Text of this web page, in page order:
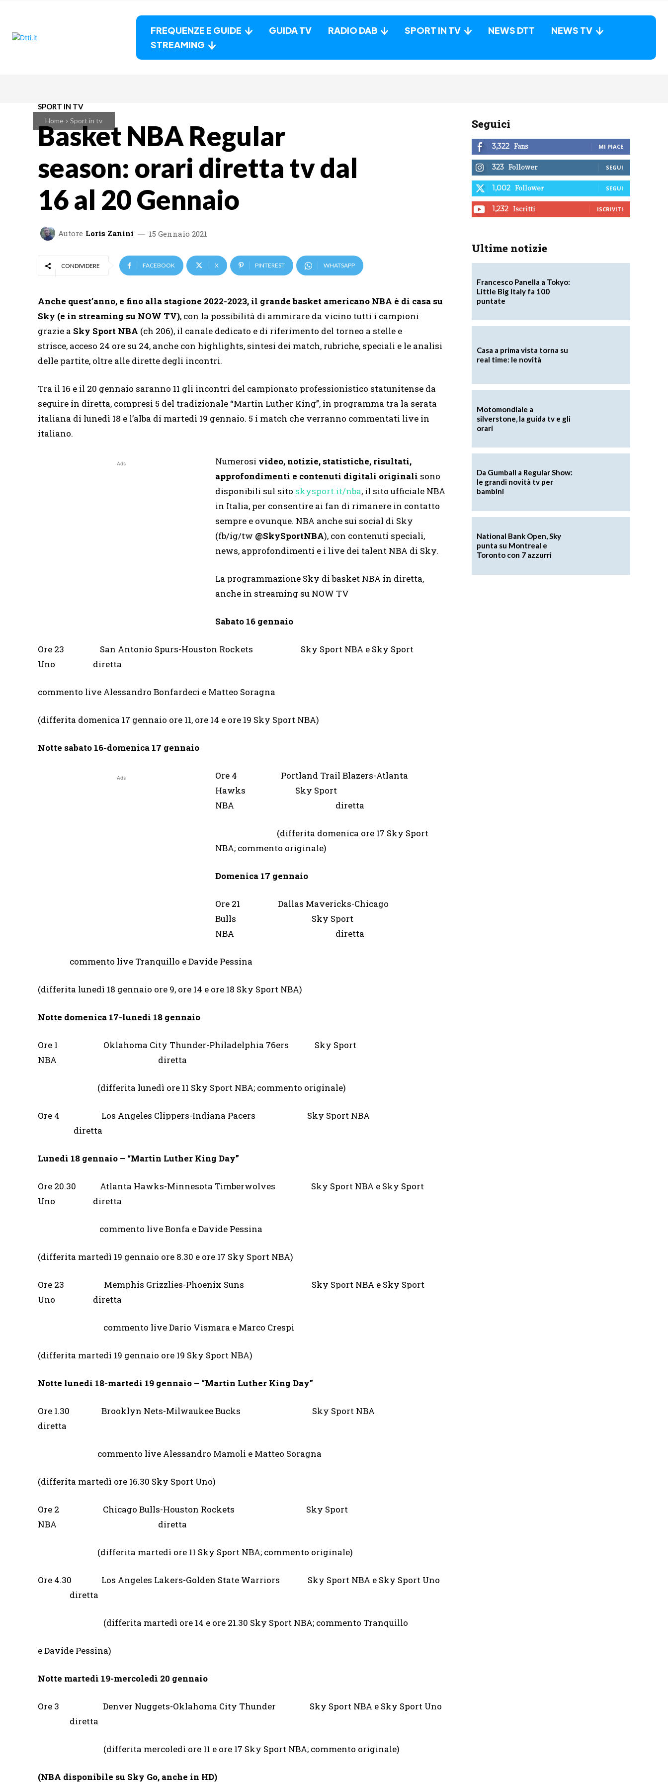
FREQUENZE E GUIDE GUIDA TV RADIO DAB SPORT IN TV NEWS DTT
NEWS TV
STREAMING
Home Sport in tv
SPORT IN TV
Basket NBA Regular
season: orari diretta tv dal
16 al 20 Gennaio
Autore Loris Zanini 15 Gennaio 2021
CONDIVIDERE FACEBOOK X PINTEREST WHATSAPP
Anche quest’anno, e fino alla stagione 2022-2023, il grande basket americano NBA è di casa su
Sky (e in streaming su NOW TV), con la possibilità di ammirare da vicino tutti i campioni
grazie a Sky Sport NBA (ch 206), il canale dedicato e di riferimento del torneo a stelle e
strisce, acceso 24 ore su 24, anche con highlights, sintesi dei match, rubriche, speciali e le analisi
delle partite, oltre alle dirette degli incontri.
Tra il 16 e il 20 gennaio saranno 11 gli incontri del campionato professionistico statunitense da
seguire in diretta, compresi 5 del tradizionale “Martin Luther King”, in programma tra la serata
italiana di lunedì 18 e l’alba di martedì 19 gennaio. 5 i match che verranno commentati live in
italiano.
Ads Numerosi video, notizie, statistiche, risultati,
approfondimenti e contenuti digitali originali sono
disponibili sul sito skysport.it/nba, il sito ufficiale NBA
in Italia, per consentire ai fan di rimanere in contatto
sempre e ovunque. NBA anche sui social di Sky
(fb/ig/tw @SkySportNBA), con contenuti speciali,
news, approfondimenti e i live dei talent NBA di Sky.
La programmazione Sky di basket NBA in diretta,
anche in streaming su NOW TV
Sabato 16 gennaio
Ore 23 San Antonio Spurs-Houston Rockets Sky Sport NBA e Sky Sport
Uno diretta
commento live Alessandro Bonfardeci e Matteo Soragna
(differita domenica 17 gennaio ore 11, ore 14 e ore 19 Sky Sport NBA)
Notte sabato 16-domenica 17 gennaio
Ads
Ore 4 Portland Trail Blazers-Atlanta
Hawks Sky Sport
NBA diretta
(differita domenica ore 17 Sky Sport
NBA; commento originale)
Domenica 17 gennaio
Ore 21 Dallas Mavericks-Chicago
Bulls Sky Sport
NBA diretta
commento live Tranquillo e Davide Pessina
(differita lunedì 18 gennaio ore 9, ore 14 e ore 18 Sky Sport NBA)
Notte domenica 17-lunedì 18 gennaio
Ore 1 Oklahoma City Thunder-Philadelphia 76ers Sky Sport
NBA diretta
(differita lunedì ore 11 Sky Sport NBA; commento originale)
Ore 4 Los Angeles Clippers-Indiana Pacers Sky Sport NBA
diretta
Lunedì 18 gennaio – “Martin Luther King Day”
Ore 20.30 Atlanta Hawks-Minnesota Timberwolves Sky Sport NBA e Sky Sport
Uno diretta
commento live Bonfa e Davide Pessina
(differita martedì 19 gennaio ore 8.30 e ore 17 Sky Sport NBA)
Ore 23 Memphis Grizzlies-Phoenix Suns Sky Sport NBA e Sky Sport
Uno diretta
commento live Dario Vismara e Marco Crespi
(differita martedì 19 gennaio ore 19 Sky Sport NBA)
Notte lunedì 18-martedì 19 gennaio – “Martin Luther King Day”
Ore 1.30 Brooklyn Nets-Milwaukee Bucks Sky Sport NBA
diretta
commento live Alessandro Mamoli e Matteo Soragna
(differita martedì ore 16.30 Sky Sport Uno)
Ore 2 Chicago Bulls-Houston Rockets Sky Sport
NBA diretta
(differita martedì ore 11 Sky Sport NBA; commento originale)
Ore 4.30 Los Angeles Lakers-Golden State Warriors Sky Sport NBA e Sky Sport Uno
diretta
(differita martedì ore 14 e ore 21.30 Sky Sport NBA; commento Tranquillo
e Davide Pessina)
Notte martedì 19-mercoledì 20 gennaio
Ore 3 Denver Nuggets-Oklahoma City Thunder Sky Sport NBA e Sky Sport Uno
diretta
(differita mercoledì ore 11 e ore 17 Sky Sport NBA; commento originale)
(NBA disponibile su Sky Go, anche in HD)
Seguici
3,322 Fans MI PIACE
323 Follower SEGUI
1,002 Follower SEGUI
1,232 Iscritti ISCRIVITI
Ultime notizie
Francesco Panella a Tokyo:
Little Big Italy fa 100
puntate
Casa a prima vista torna su
real time: le novità
Motomondiale a
silverstone, la guida tv e gli
orari
Da Gumball a Regular Show:
le grandi novità tv per
bambini
National Bank Open, Sky
punta su Montreal e
Toronto con 7 azzurri